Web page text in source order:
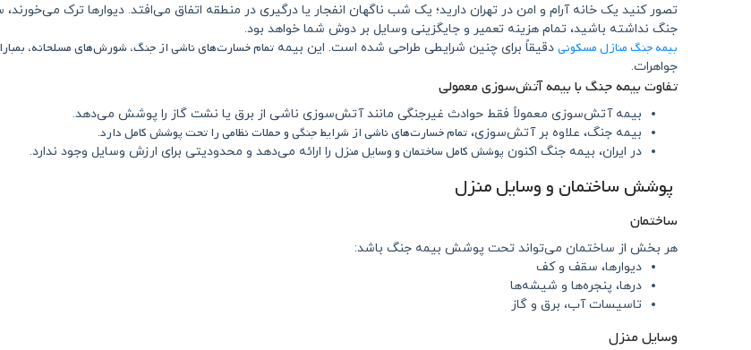
تصور کنید یک خانه آرام و امن در تهران دارید؛ یک شب ناگهان انفجار یا درگیری در منطقه اتفاق می‌افتد. دیوارها ترک
جنگ نداشته باشید، تمام هزینه تعمیر و جایگزینی وسایل بر دوش شما خواهد بود.
بیمه جنگ منازل مسکونی دقیقاً برای چنین شرایطی طراحی شده است. این بیمه تمام خسارت‌های ناشی از جنگ، شورش‌های مسلحانه،
جواهرات.
تفاوت بیمه جنگ با بیمه آتش‌سوزی معمولی
بیمه آتش‌سوزی معمولاً فقط حوادث غیرجنگی مانند آتش‌سوزی ناشی از برق یا نشت گاز را پوشش می‌دهد.
بیمه جنگ، علاوه بر آتش‌سوزی، تمام خسارت‌های ناشی از شرایط جنگی و حملات نظامی را تحت پوشش کامل دارد.
در ایران، بیمه جنگ اکنون پوشش کامل ساختمان و وسایل منزل را ارائه می‌دهد و محدودیتی برای ارزش وسایل وجود ندارد.
پوشش ساختمان و وسایل منزل
ساختمان
هر بخش از ساختمان می‌تواند تحت پوشش بیمه جنگ باشد:
دیوارها، سقف و کف
درها، پنجره‌ها و شیشه‌ها
تاسیسات آب، برق و گاز
وسایل منزل